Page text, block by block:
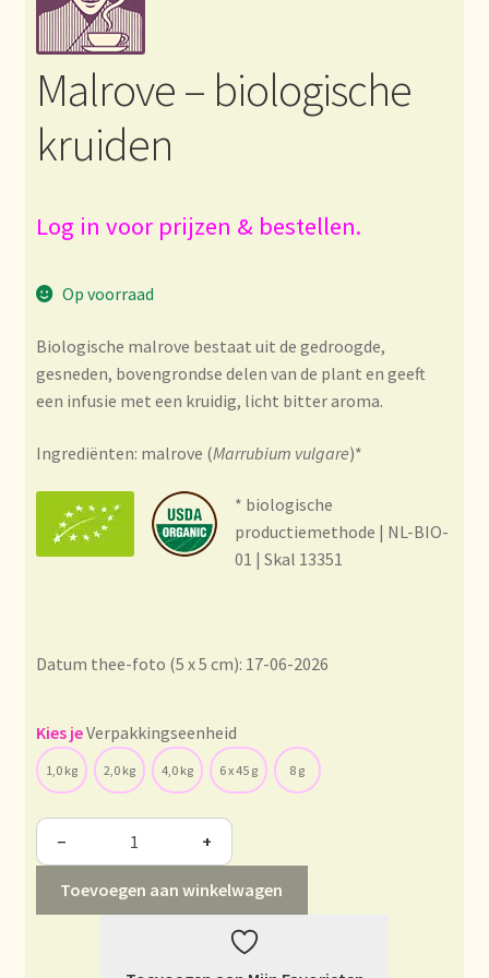
Bezahlung und Rabatte
Bienvenue dans notre commerce de gros de thé !
Bio-Zertifikate
Certificats biologiques
Condiciones generales
Conditions générales
Contact
Contact
Contacto
Current price list
Datenschutzerklärung
Malrove – biologische
kruiden
Log in voor prijzen & bestellen.
Op voorraad
Biologische malrove bestaat uit de gedroogde,
gesneden, bovengrondse delen van de plant en geeft
een infusie met een kruidig, licht bitter aroma.
Ingrediënten: malrove (Marrubium vulgare)*
* biologische
productiemethode | NL-BIO-
01 | Skal 13351
Datum thee-foto (5 x 5 cm): 17-06-2026
Verpakkingseenheid
1,0 kg 2,0 kg 4,0 kg 6 x 45 g 8 g
− +
Toevoegen aan winkelwagen